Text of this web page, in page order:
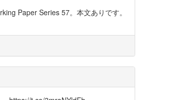
Paper Series 57。本文ありです。